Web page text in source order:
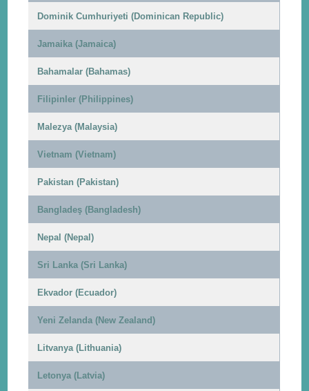
Dominik Cumhuriyeti (Dominican Republic)
Jamaika (Jamaica)
Bahamalar (Bahamas)
Filipinler (Philippines)
Malezya (Malaysia)
Vietnam (Vietnam)
Pakistan (Pakistan)
Bangladeş (Bangladesh)
Nepal (Nepal)
Sri Lanka (Sri Lanka)
Ekvador (Ecuador)
Yeni Zelanda (New Zealand)
Litvanya (Lithuania)
Letonya (Latvia)